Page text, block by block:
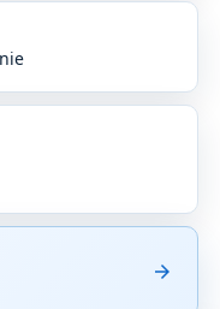
arrow_forward